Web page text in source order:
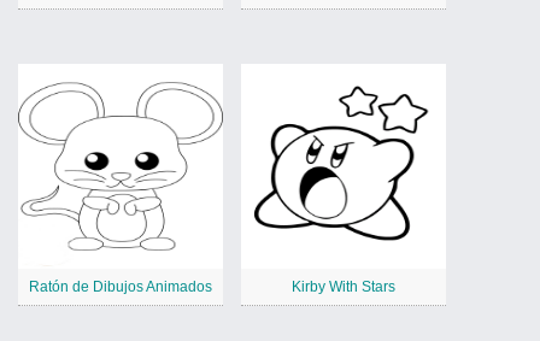
Ratón de Dibujos Animados Kirby With Stars